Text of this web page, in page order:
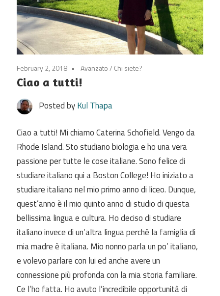
February 2, 2018 Avanzato/ Chi siete?
Ciao a tutti!
Posted byKul Thapa
Ciao a tutti! Mi chiamo Caterina Schofield. Vengo da
Rhode Island. Sto studiano biologia e ho una vera
passione per tutte le cose italiane. Sono felice di
studiare italiano qui a Boston College! Ho iniziato a
studiare italiano nel mio primo anno di liceo. Dunque,
quest’anno è il mio quinto anno di studio di questa
bellissima lingua e cultura. Ho deciso di studiare
italiano invece di un’altra lingua perché la famiglia di
mia madre è italiana. Mio nonno parla un po’ italiano,
e volevo parlare con lui ed anche avere un
connessione più profonda con la mia storia familiare.
Ce l’ho fatta. Ho avuto l’incredibile opportunità di